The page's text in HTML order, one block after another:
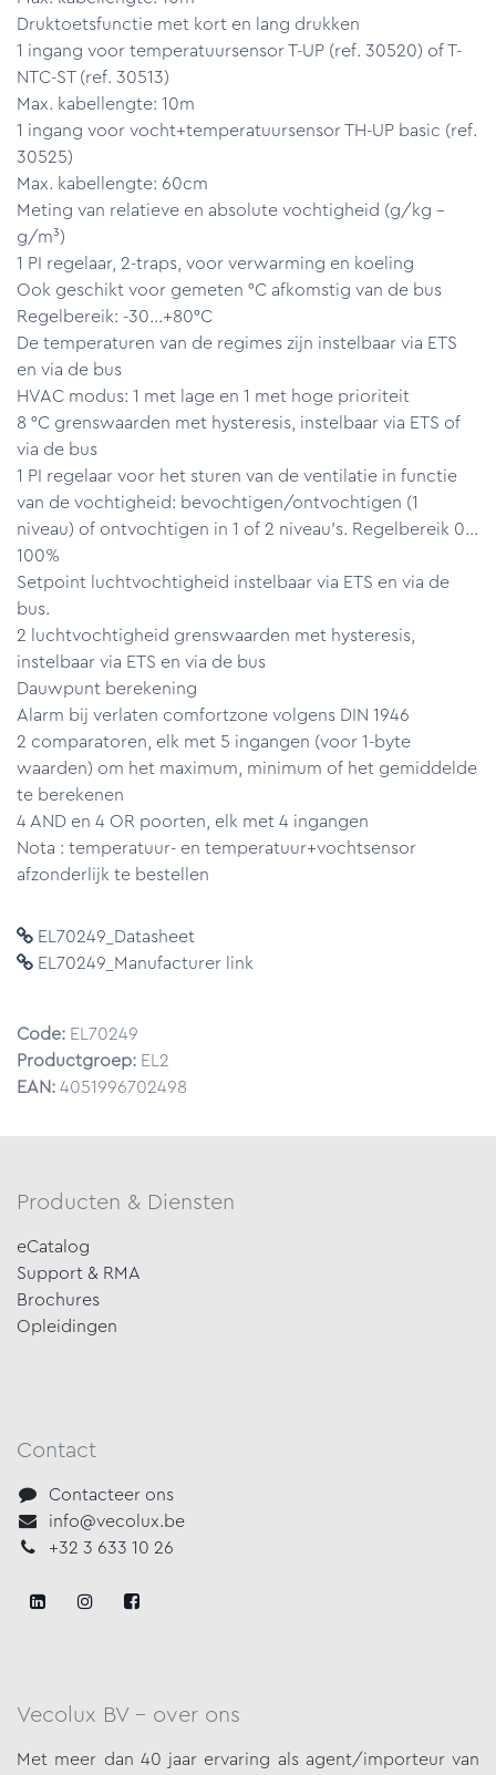
Druktoetsfunctie met kort en lang drukken
1 ingang voor temperatuursensor T-UP (ref. 30520) of T-
NTC-ST (ref. 30513)
Max. kabellengte: 10m
1 ingang voor vocht+temperatuursensor TH-UP basic (ref.
30525)
Max. kabellengte: 60cm
Meting van relatieve en absolute vochtigheid (g/kg –
g/m³)
1 PI regelaar, 2-traps, voor verwarming en koeling
Ook geschikt voor gemeten °C afkomstig van de bus
Regelbereik: -30...+80°C
De temperaturen van de regimes zijn instelbaar via ETS
en via de bus
HVAC modus: 1 met lage en 1 met hoge prioriteit
8 °C grenswaarden met hysteresis, instelbaar via ETS of
via de bus
1 PI regelaar voor het sturen van de ventilatie in functie
van de vochtigheid: bevochtigen/ontvochtigen (1
niveau) of ontvochtigen in 1 of 2 niveau's. Regelbereik 0…
100%
Setpoint luchtvochtigheid instelbaar via ETS en via de
bus.
2 luchtvochtigheid grenswaarden met hysteresis,
instelbaar via ETS en via de bus
Dauwpunt berekening
Alarm bij verlaten comfortzone volgens DIN 1946
2 comparatoren, elk met 5 ingangen (voor 1-byte
waarden) om het maximum, minimum of het gemiddelde
te berekenen
4 AND en 4 OR poorten, elk met 4 ingangen
Nota : temperatuur- en temperatuur+vochtsensor
afzonderlijk te bestellen
EL70249_Datasheet
EL70249_Manufacturer link
Code: EL70249
Productgroep: EL2
EAN: 4051996702498
Producten & Diensten
eCatalog
Support & RMA
Brochures
Opleidingen
Contact
Contacteer ons
info@vecolux.be
+32 3 633 10 26
Vecolux BV - over ons
Met meer dan 40 jaar ervaring als agent/importeur van